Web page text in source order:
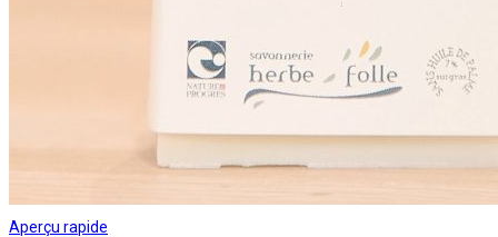
Aperçu rapide